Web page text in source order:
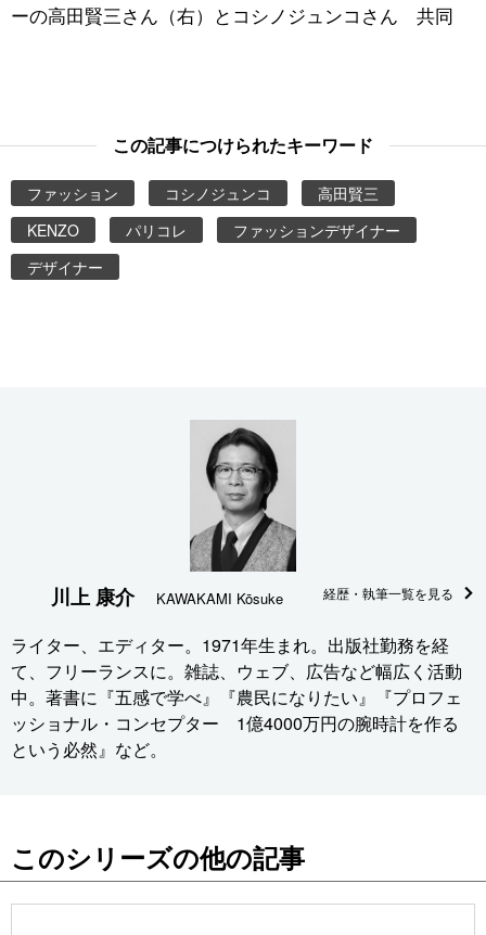
ーの高田賢三さん（右）とコシノジュンコさん 共同
この記事につけられたキーワード
ファッション コシノジュンコ
高田賢三
KENZO
パリコレ
ファッションデザイナー
デザイナー
川上 康介 KAWAKAMI Kōsuke 経歴・執筆一覧を見る
ライター、エディター。1971年生まれ。出版社勤務を経
て、フリーランスに。雑誌、ウェブ、広告など幅広く活動
中。著書に『五感で学べ』『農民になりたい』『プロフェ
ッショナル・コンセプター 1億4000万円の腕時計を作る
という必然』など。
このシリーズの他の記事